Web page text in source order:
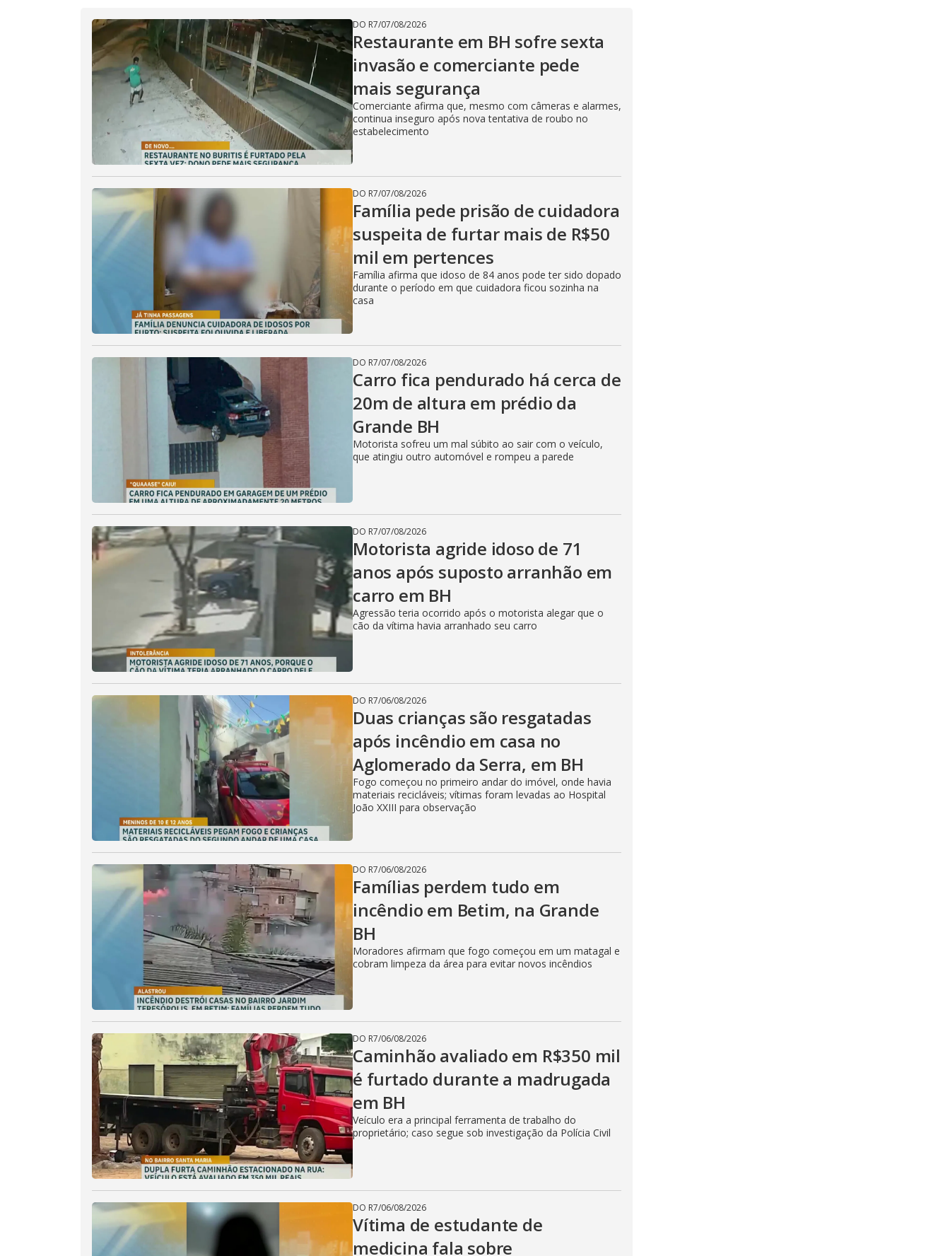
DO R7/07/08/2026
Restaurante em BH sofre sexta
invasão e comerciante pede
mais segurança
Comerciante afirma que, mesmo com câmeras e alarmes,
continua inseguro após nova tentativa de roubo no
estabelecimento
DO R7/07/08/2026
Família pede prisão de cuidadora
suspeita de furtar mais de R$50
mil em pertences
Família afirma que idoso de 84 anos pode ter sido dopado
durante o período em que cuidadora ficou sozinha na
casa
DO R7/07/08/2026
Carro fica pendurado há cerca de
20m de altura em prédio da
Grande BH
Motorista sofreu um mal súbito ao sair com o veículo,
que atingiu outro automóvel e rompeu a parede
DO R7/07/08/2026
Motorista agride idoso de 71
anos após suposto arranhão em
carro em BH
Agressão teria ocorrido após o motorista alegar que o
cão da vítima havia arranhado seu carro
DO R7/06/08/2026
Duas crianças são resgatadas
após incêndio em casa no
Aglomerado da Serra, em BH
Fogo começou no primeiro andar do imóvel, onde havia
materiais recicláveis; vítimas foram levadas ao Hospital
João XXIII para observação
DO R7/06/08/2026
Famílias perdem tudo em
incêndio em Betim, na Grande
BH
Moradores afirmam que fogo começou em um matagal e
cobram limpeza da área para evitar novos incêndios
DO R7/06/08/2026
Caminhão avaliado em R$350 mil
é furtado durante a madrugada
em BH
Veículo era a principal ferramenta de trabalho do
proprietário; caso segue sob investigação da Polícia Civil
DO R7/06/08/2026
Vítima de estudante de
medicina fala sobre